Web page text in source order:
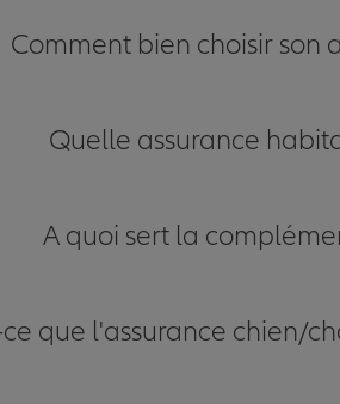
Comment bien choisir son
Quelle assurance
A quoi sert la
que l'assurance chien/